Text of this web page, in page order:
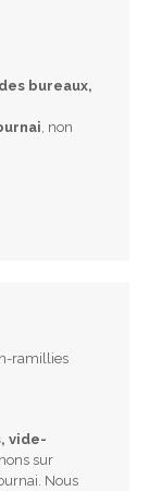
bureaux,
, non
vide-
sur
Nous